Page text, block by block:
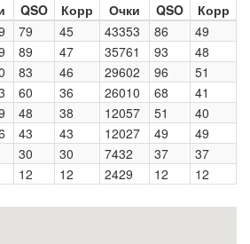
QSO Корр Очки QSO
Корр
79 45 43353 86
49
89 47 35761 93
48
83 46 29602 96
51
60 36 26010 68
41
48 38 12057 51
40
43 43 12027 49
49
30 30 7432 37
37
12 12 2429 12 12